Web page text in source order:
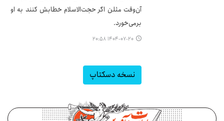
آن‌وقت مثلن اگر حجت‌الاسلام خطابش کنند به او
برمی‌خورد.
۱۴۰۴-۰۷-۲۰ ۲۰:۵۸
نسخه دسکتاپ